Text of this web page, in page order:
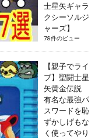
士星矢ギャラ
クシーソルジ
ャーズ】
78件のビュー
【親子でライ
ブ】聖闘士星
矢黄金伝説
有名な最強パ
スワードを恥
ずかしげもな
く使ってやり